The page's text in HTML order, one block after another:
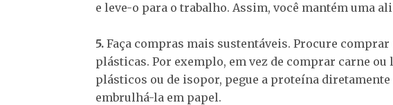
e leve-o para o trabalho. Assim, você mantém uma
5. Faça compras mais sustentáveis. Procure
plásticas. Por exemplo, em vez de comprar carne ou
plásticos ou de isopor, pegue a proteína diretamente
embrulhá-la em papel.